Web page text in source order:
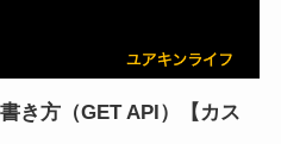
き方（GET API）【カス